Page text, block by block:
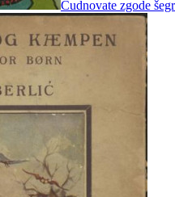
Čudnovate zgode